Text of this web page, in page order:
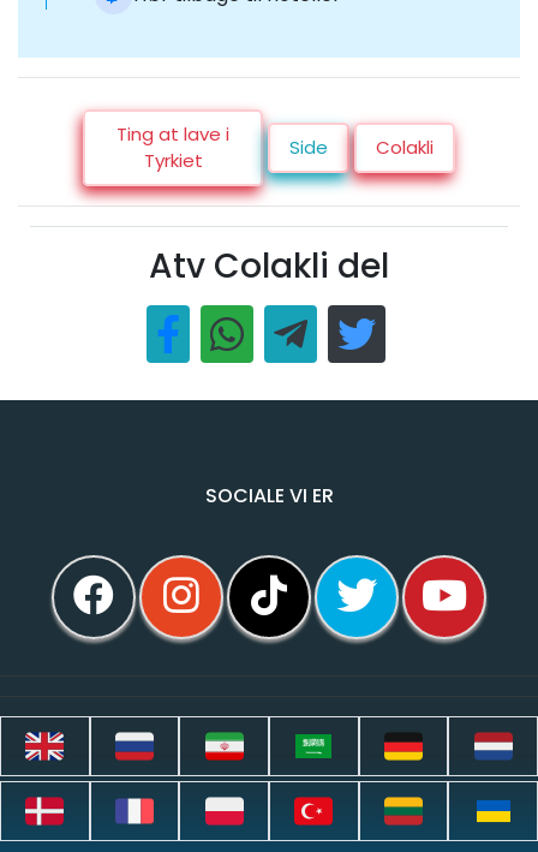
Ting at lave i
Tyrkiet
Side Colakli
Atv Colakli del
SOCIALE VI ER